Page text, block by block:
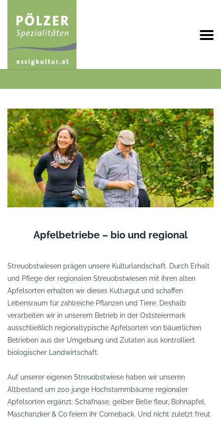
Apfelbetriebe – bio und regional
Streuobstwiesen prägen unsere Kulturlandschaft. Durch Erhalt
und Pflege der regionalen Streuobstwiesen mit ihren alten
Apfelsorten erhalten wir dieses Kulturgut und schaffen
Lebensraum für zahlreiche Pflanzen und Tiere. Deshalb
verarbeiten wir in unserem Betrieb in der Oststeiermark
ausschließlich regionaltypische Apfelsorten von bäuerlichen
Betrieben aus der Umgebung und Zutaten aus kontrolliert
biologischer Landwirtschaft.
Auf unserer eigenen Streuobstwiese haben wir unseren
Altbestand um 200 junge Hochstammbäume regionaler
Apfelsorten ergänzt: Schafnase, gelber Belle fleur, Bohnapfel,
Maschanzker & Co feiern ihr Comeback. Und nicht zuletzt freut